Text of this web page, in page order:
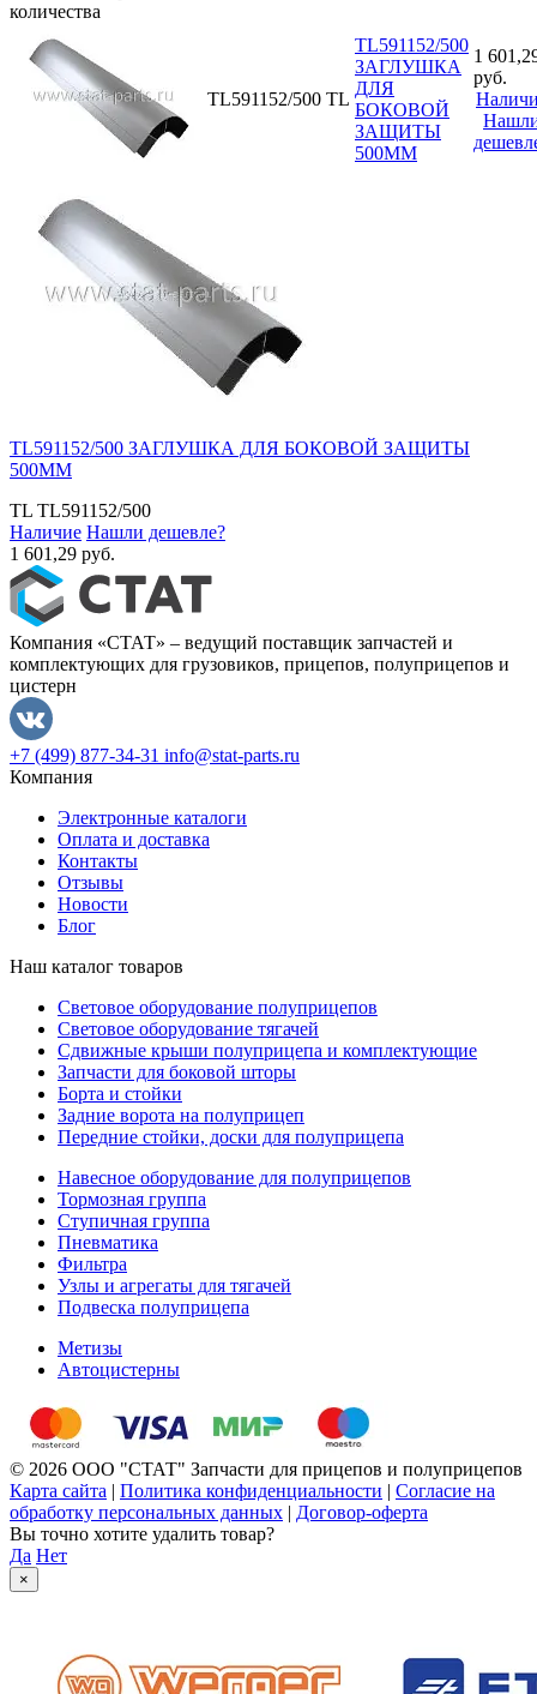
количества
TL591152/500 TL
TL591152/500
ЗАГЛУШКА
ДЛЯ
БОКОВОЙ
ЗАЩИТЫ
500ММ
1
руб.
TL591152/500 ЗАГЛУШКА ДЛЯ БОКОВОЙ ЗАЩИТЫ
500ММ
TL TL591152/500
Наличие Нашли дешевле?
1 601,29 руб.
Компания «СТАТ» – ведущий поставщик запчастей и
комплектующих для грузовиков, прицепов, полуприцепов и
цистерн
+7 (499) 877-34-31 info@stat-parts.ru
Компания
Электронные каталоги
Оплата и доставка
Контакты
Отзывы
Новости
Блог
Наш каталог товаров
Световое оборудование полуприцепов
Световое оборудование тягачей
Сдвижные крыши полуприцепа и комплектующие
Запчасти для боковой шторы
Борта и стойки
Задние ворота на полуприцеп
Передние стойки, доски для полуприцепа
Навесное оборудование для полуприцепов
Тормозная группа
Ступичная группа
Пневматика
Фильтра
Узлы и агрегаты для тягачей
Подвеска полуприцепа
Метизы
Автоцистерны
© 2026 ООО "СТАТ" Запчасти для прицепов и полуприцепов
Карта сайта | Политика конфиденциальности | Согласие на
обработку персональных данных | Договор-оферта
Вы точно хотите удалить товар?
Да Нет
×